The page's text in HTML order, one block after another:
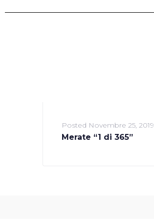
Posted Novembre 25, 2019
Merate “1 di 365”